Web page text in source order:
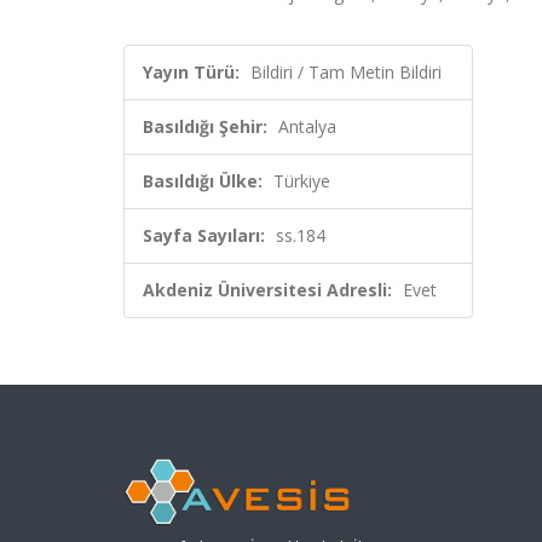
Yayın Türü: Bildiri / Tam Metin Bildiri
Basıldığı Şehir: Antalya
Basıldığı Ülke: Türkiye
Sayfa Sayıları: ss.184
Akdeniz Üniversitesi Adresli: Evet